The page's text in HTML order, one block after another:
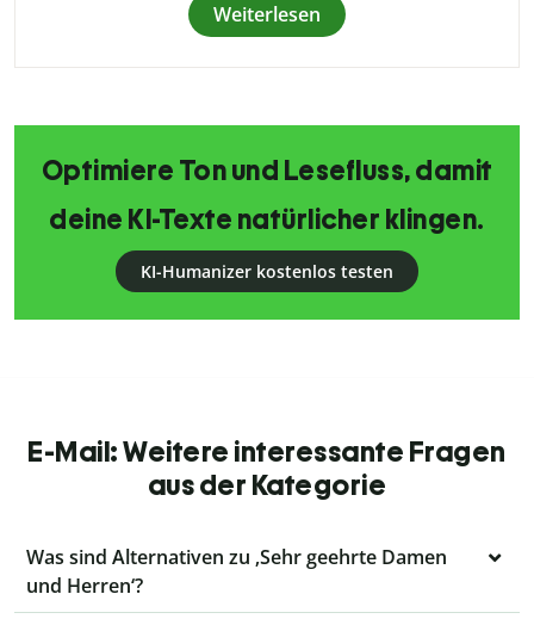
Weiterlesen
Optimiere Ton und Lesefluss, damit
deine KI-Texte natürlicher klingen.
KI-Humanizer kostenlos testen
E-Mail: Weitere interessante Fragen
aus der Kategorie
Was sind Alternativen zu ‚Sehr geehrte Damen
und Herren‘?